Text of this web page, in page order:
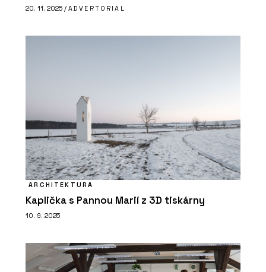
20. 11. 2025 / ADVERTORIAL
ARCHITEKTURA
Kaplička s Pannou Marií z 3D tiskárny
10. 9. 2025